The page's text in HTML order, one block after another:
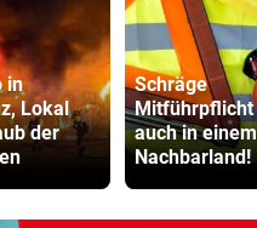
in
Lokal
der
Schräge
Mitführpflicht
auch in einem
Nachbarland!